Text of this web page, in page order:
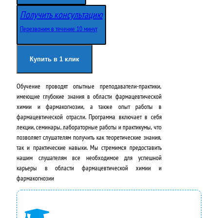
в
о
ч
а
л
ь
н
а
я
ц
е
у
щ
я
ц
е
н
а
:
2
4
2
Получить консультацию
Перезвоним в течение 10 минут
Купить в 1 клик
Обучение проводят опытные преподаватели-практики,
имеющие глубокие знания в области фармацевтической
химии и фармакогнозии, а также опыт работы в
фармацевтической отрасли. Программа включает в себя
лекции, семинары, лабораторные работы и практикумы, что
позволяет слушателям получить как теоретические знания,
так и практические навыки. Мы стремимся предоставить
нашим слушателям все необходимое для успешной
карьеры в области фармацевтической химии и
фармакогнозии